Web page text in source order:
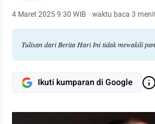
4 Maret 2025 9:30 WIB · waktu baca 3
Tulisan dari Berita Hari Ini tidak mewakili
Ikuti kumparan di Google